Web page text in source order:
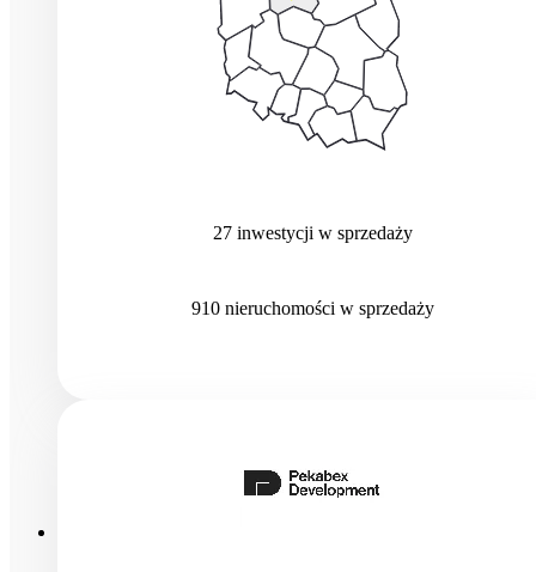
27 inwestycjiw sprzedaży
910 nieruchomości w sprzedaży